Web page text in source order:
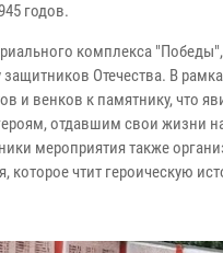
годов.
комплекса
Отечества. В
и венков к памятнику, что
отдавшим свои жизни
мероприятия также
которое чтит героическую